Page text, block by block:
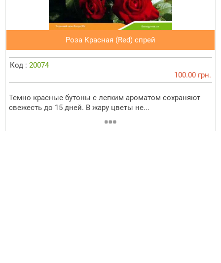
Роза Красная (Red) спрей
Код : 20074
100.00 грн.
Темно красные бутоны с легким ароматом сохраняют
свежесть до 15 дней. В жару цветы не...